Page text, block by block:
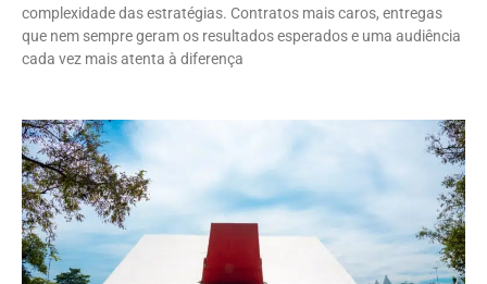
complexidade das estratégias. Contratos mais caros, entregas
que nem sempre geram os resultados esperados e uma audiência
cada vez mais atenta à diferença